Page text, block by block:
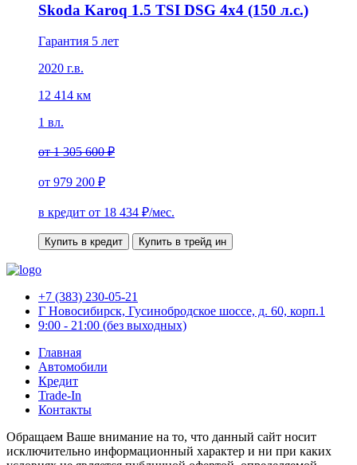
Skoda Karoq 1.5 TSI DSG 4x4 (150 л.с.)
Гарантия 5 лет
2020 г.в.
12 414 км
1 вл.
от1 305 600 ₽
от 979 200 ₽
в кредит от 18 434 ₽/мес.
Купить в кредит Купить в трейд ин
+7 (383) 230-05-21
Г Новосибирск, Гусинобродское шоссе, д. 60, корп.1
9:00 - 21:00 (без выходных)
Главная
Автомобили
Кредит
Trade-In
Контакты
Обращаем Ваше внимание на то, что данный сайт носит
исключительно информационный характер и ни при каких